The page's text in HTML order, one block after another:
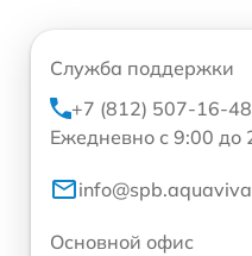
Служба поддержки
+7 (812) 507-16-48
Ежедневно с 9:00 до
Основной офис